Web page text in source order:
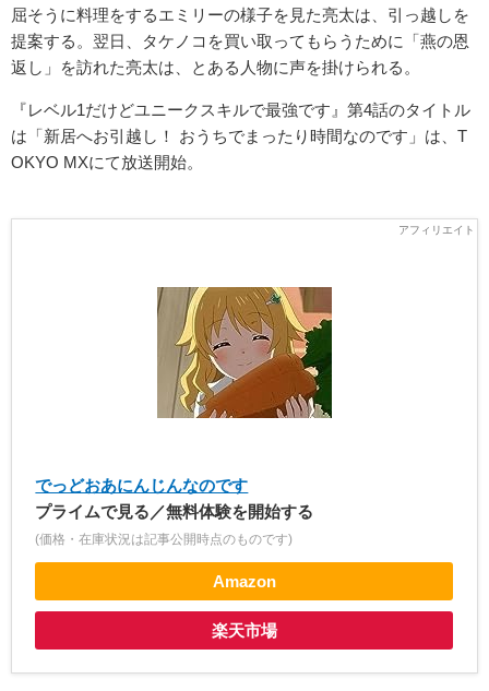
屈そうに料理をするエミリーの様子を見た亮太は、引っ越しを
提案する。翌日、タケノコを買い取ってもらうために「燕の恩
返し」を訪れた亮太は、とある人物に声を掛けられる。
『レベル1だけどユニークスキルで最強です』第4話のタイトル
は「新居へお引越し！ おうちでまったり時間なのです」は、T
OKYO MXにて放送開始。
でっどおあにんじんなのです
プライムで見る／無料体験を開始する
(価格・在庫状況は記事公開時点のものです)
Amazon
楽天市場